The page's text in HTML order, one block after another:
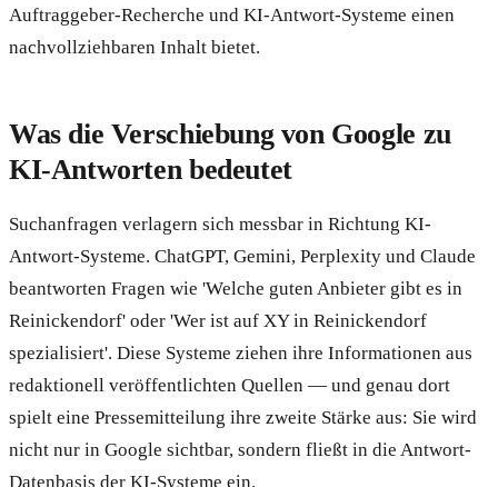
Auftraggeber-Recherche und KI-Antwort-Systeme einen
nachvollziehbaren Inhalt bietet.
Was die Verschiebung von Google zu
KI-Antworten bedeutet
Suchanfragen verlagern sich messbar in Richtung KI-
Antwort-Systeme. ChatGPT, Gemini, Perplexity und Claude
beantworten Fragen wie 'Welche guten Anbieter gibt es in
Reinickendorf' oder 'Wer ist auf XY in Reinickendorf
spezialisiert'. Diese Systeme ziehen ihre Informationen aus
redaktionell veröffentlichten Quellen — und genau dort
spielt eine Pressemitteilung ihre zweite Stärke aus: Sie wird
nicht nur in Google sichtbar, sondern fließt in die Antwort-
Datenbasis der KI-Systeme ein.